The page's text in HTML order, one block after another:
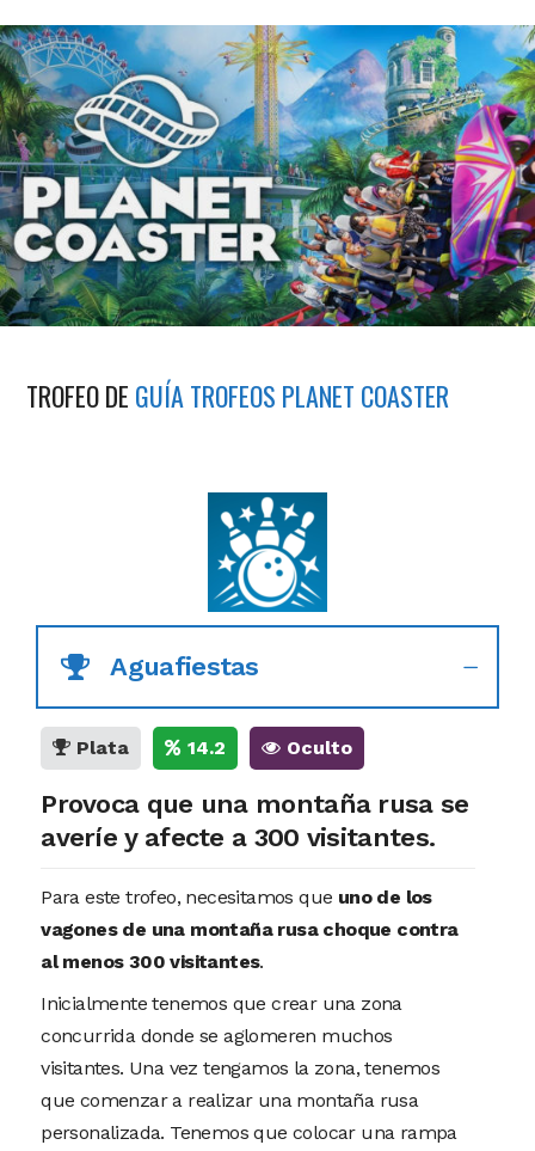
TROFEO DE GUÍA TROFEOS PLANET COASTER
Aguafiestas
Plata 14.2 Oculto
Provoca que una montaña rusa se
averíe y afecte a 300 visitantes.
Para este trofeo, necesitamos que uno de los
vagones de una montaña rusa choque contra
al menos 300 visitantes.
Inicialmente tenemos que crear una zona
concurrida donde se aglomeren muchos
visitantes. Una vez tengamos la zona, tenemos
que comenzar a realizar una montaña rusa
personalizada. Tenemos que colocar una rampa